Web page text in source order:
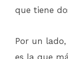
que tiene
Por un
es la que